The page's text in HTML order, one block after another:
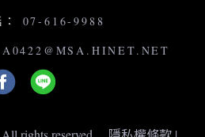
07-616-9988